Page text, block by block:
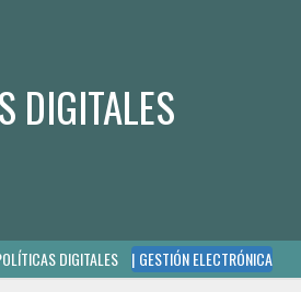
DIGITALES GESTIÓN ELECTRÓNICA